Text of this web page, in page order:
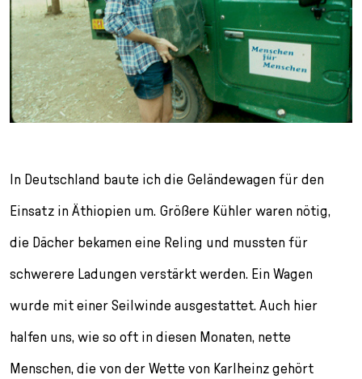
In Deutschland baute ich die Geländewagen für den
Einsatz in Äthiopien um. Größere Kühler waren nötig,
die Dächer bekamen eine Reling und mussten für
schwerere Ladungen verstärkt werden. Ein Wagen
wurde mit einer Seilwinde ausgestattet. Auch hier
halfen uns, wie so oft in diesen Monaten, nette
Menschen, die von der Wette von Karlheinz gehört